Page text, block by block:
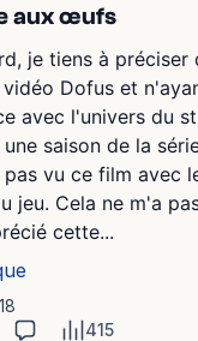
aux œufs
je tiens à préciser
vidéo Dofus et
avec l'univers du
saison de la
vu ce film avec
jeu. Cela ne m'a
cette...
415